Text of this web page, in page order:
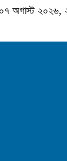
অগাস্ট ২০২৬,